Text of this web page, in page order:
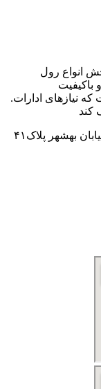
و پخش انواع رول
باکیفیت
نیازهای ادارات.
کند
بهشهر پلاک۴۱